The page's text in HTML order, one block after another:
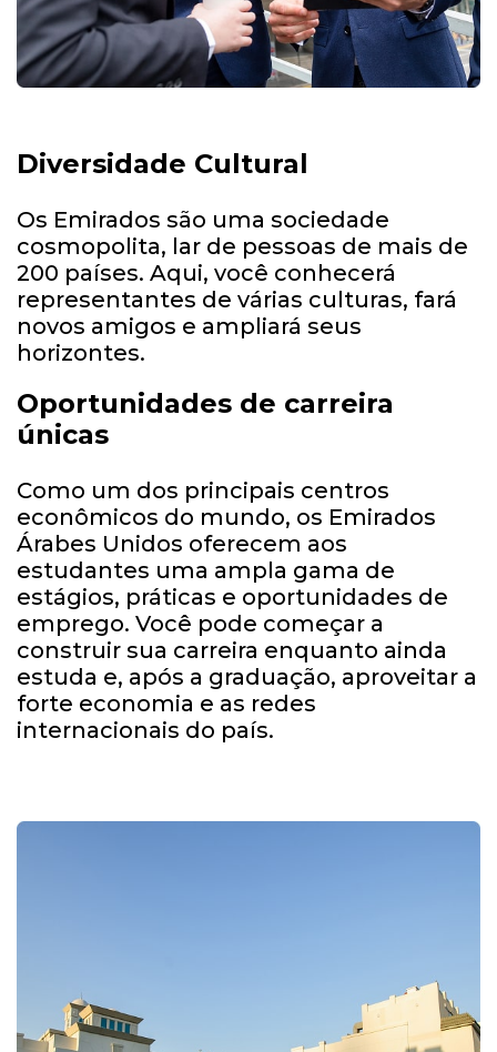
Diversidade Cultural
Os Emirados são uma sociedade
cosmopolita, lar de pessoas de mais de
200 países. Aqui, você conhecerá
representantes de várias culturas, fará
novos amigos e ampliará seus
horizontes.
Oportunidades de carreira
únicas
Como um dos principais centros
econômicos do mundo, os Emirados
Árabes Unidos oferecem aos
estudantes uma ampla gama de
estágios, práticas e oportunidades de
emprego. Você pode começar a
construir sua carreira enquanto ainda
estuda e, após a graduação, aproveitar a
forte economia e as redes
internacionais do país.